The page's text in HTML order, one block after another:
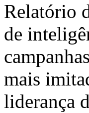
Relatório
de
mais
liderança